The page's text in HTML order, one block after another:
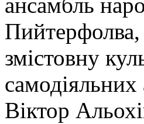
ансамбль
Пийтерфолва,
змістовну
самодіяльних
Віктор